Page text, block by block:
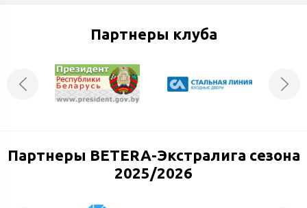
В это дождливое утро — только тёплые кадры!
Партнеры клуба
Партнеры BETERA-Экстралига сезона
2025/2026